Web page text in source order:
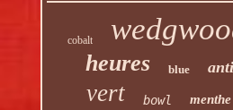
cobalt
heures blue
vert bowl menthe